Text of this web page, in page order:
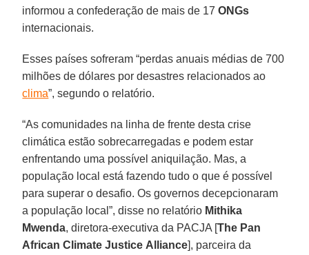
informou a confederação de mais de 17ONGs
internacionais.
Esses países sofreram “perdas anuais médias de 700
milhões de dólares por desastres relacionados ao
clima”, segundo o relatório.
“As comunidades na linha de frente desta crise
climática estão sobrecarregadas e podem estar
enfrentando uma possível aniquilação. Mas, a
população local está fazendo tudo o que é possível
para superar o desafio. Os governos decepcionaram
a população local”, disse no relatório Mithika
Mwenda, diretora-executiva da PACJA [The Pan
African Climate Justice Alliance], parceira da